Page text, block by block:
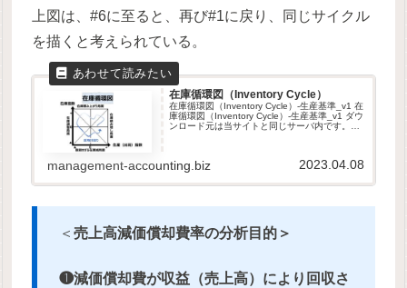
上図は、#6に至ると、再び#1に戻り、同じサイクル
を描くと考えられている。
在庫循環図（Inventory Cycle）
在庫循環図（Inventory Cycle）-生産基準_v1 在
庫循環図（Inventory Cycle）-生産基準_v1 ダウ
ンロード元は当サイトと同じサーバ内です。当
management-accounting.biz 2023.04.08
＜売上高減価償却費率の分析目的＞
❶減価償却費が収益（売上高）により回収さ